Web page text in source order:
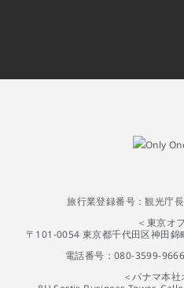
旅行業登録番号：観光庁
＜東京オ
〒101-0054 東京都千代田区神田
電話番号：080-3599-
＜パナマ本社